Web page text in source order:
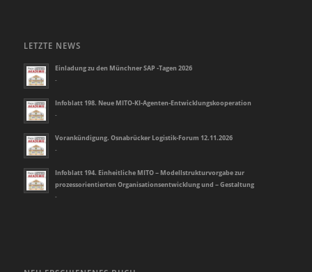
LETZTE NEWS
Einladung zu den Münchner SAP -Tagen 2026
-
Infoblatt 198. Neue MITO-KI-Agenten-Entwicklungskooperation
-
Vorankündigung. Osnabrücker Logistik-Forum 12.11.2026
-
Infoblatt 194. Einheitliche MITO – Modellstrukturvorgabe zur
prozessorientierten Organisationsentwicklung und – Gestaltung
-